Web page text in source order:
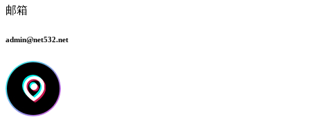
邮箱
admin@net532.net